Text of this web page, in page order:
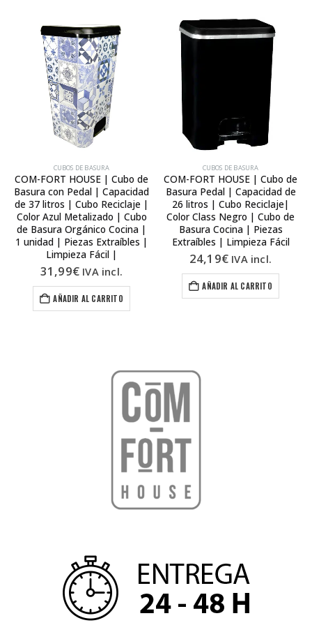
CUBOS DE BASURA
COM-FORT HOUSE | Cubo de
Basura con Pedal | Capacidad
de 37 litros | Cubo Reciclaje |
Color Azul Metalizado | Cubo
de Basura Orgánico Cocina |
1 unidad | Piezas Extraíbles |
Limpieza Fácil |
31,99€ IVA incl.
AÑADIR AL CARRITO
CUBOS DE BASURA
COM-FORT HOUSE | Cubo de
Basura Pedal | Capacidad de
26 litros | Cubo Reciclaje|
Color Class Negro | Cubo de
Basura Cocina | Piezas
Extraíbles | Limpieza Fácil
24,19€ IVA incl.
AÑADIR AL CARRITO